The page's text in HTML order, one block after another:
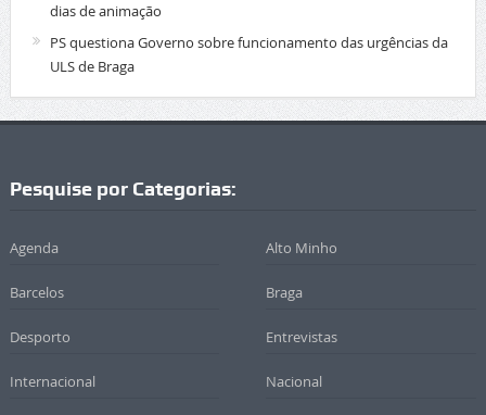
dias de animação
PS questiona Governo sobre funcionamento das urgências da
ULS de Braga
Pesquise por Categorias:
Agenda Alto Minho
Barcelos Braga
Desporto Entrevistas
Internacional Nacional